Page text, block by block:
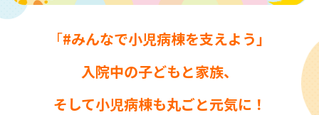
「#みんなで小児病棟を支えよう」
入院中の子どもと家族、
そして小児病棟も丸ごと元気に！